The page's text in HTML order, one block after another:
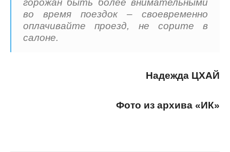
горожан быть более внимательными
во время поездок – своевременно
оплачивайте проезд, не сорите в
салоне.
Надежда ЦХАЙ
Фото из архива «ИК»